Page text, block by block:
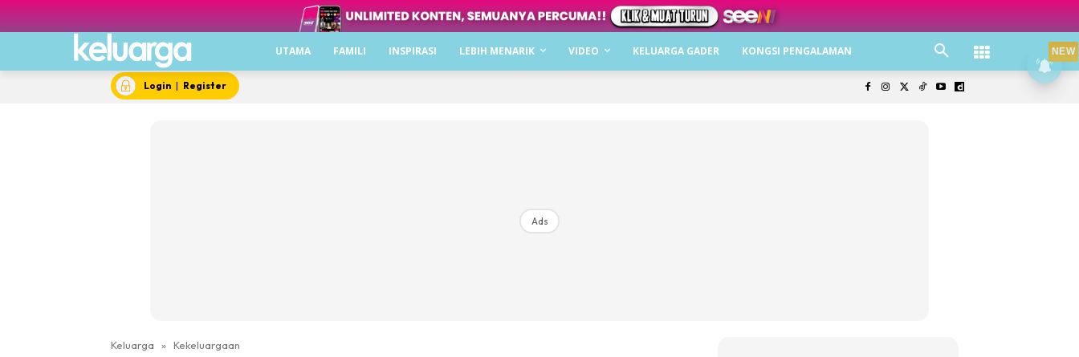
UTAMA FAMILI INSPIRASI LEBIH MENARIK VIDEO KELUARGA GADER KONGSI PENGALAMAN
Login | Register
Ads
Keluarga » Kekeluargaan
NEW